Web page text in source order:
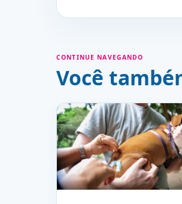
CONTINUE NAVEGANDO
Você